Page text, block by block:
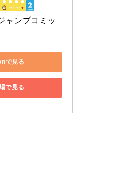
ャンプコミッ
で見る
で見る